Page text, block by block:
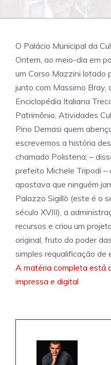
O Palácio Municipal da
Ontem, ao meio-dia em
um Corso Mazzini lotado
junto com Massimo Bray,
Enciclopédia Italiana
Patrimônio, Atividades
Pino Demasi quem
escrevemos a história
chamado Polistena; –
prefeito Michele Tripodi –
apostava que ninguém
Palazzo Sigillò (este é o
século XVIII), a
recursos e criou um
original, fruto do poder
simples requalificação de
A matéria completa está
impressa e digital